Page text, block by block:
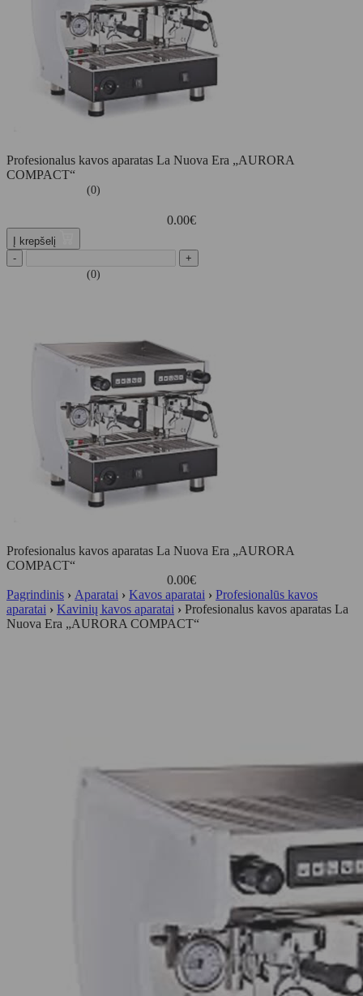
Profesionalus kavos aparatas La Nuova Era „AURORA
COMPACT“
(0)
0.00€
Į krepšelį
-
+
(0)
Profesionalus kavos aparatas La Nuova Era „AURORA
COMPACT“
0.00€
Pagrindinis › Aparatai › Kavos aparatai › Profesionalūs kavos
aparatai › Kavinių kavos aparatai › Profesionalus kavos aparatas La
Nuova Era „AURORA COMPACT“